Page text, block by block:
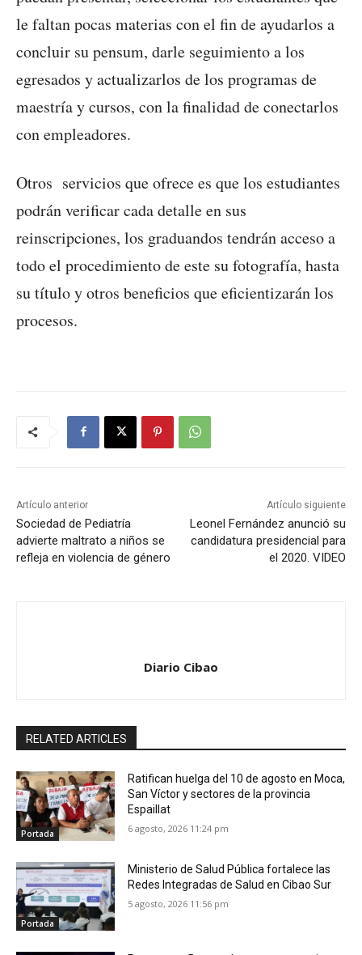
le faltan pocas materias con el fin de ayudarlos a
concluir su pensum, darle seguimiento a los
egresados y actualizarlos de los programas de
maestría y cursos, con la finalidad de conectarlos
con empleadores.
Otros servicios que ofrece es que los estudiantes
podrán verificar cada detalle en sus
reinscripciones, los graduandos tendrán acceso a
todo el procedimiento de este su fotografía, hasta
su título y otros beneficios que eficientizarán los
procesos.
Artículo anterior
Sociedad de Pediatría
advierte maltrato a niños se
refleja en violencia de género
Artículo siguiente
Leonel Fernández anunció su
candidatura presidencial para
el 2020. VIDEO
Diario Cibao
RELATED ARTICLES
Portada
Ratifican huelga del 10 de agosto en Moca,
San Víctor y sectores de la provincia
Espaillat
6 agosto, 2026 11:24 pm
Portada
Ministerio de Salud Pública fortalece las
Redes Integradas de Salud en Cibao Sur
5 agosto, 2026 11:56 pm